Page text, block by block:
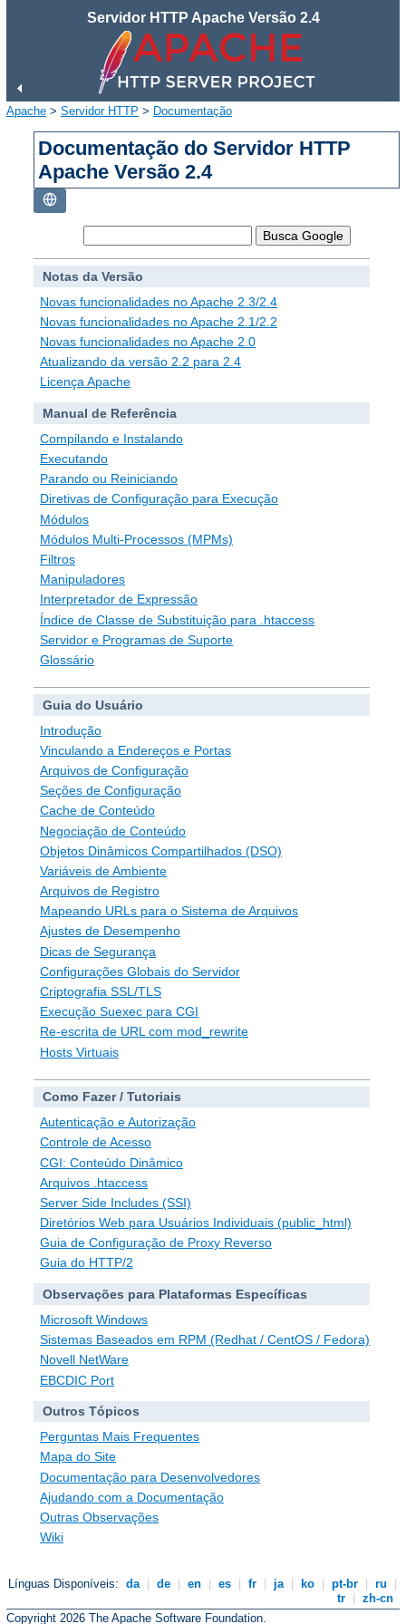
Servidor HTTP Apache Versão 2.4
Apache > Servidor HTTP > Documentação
Documentação do Servidor HTTP
Apache Versão 2.4
Notas da Versão
Novas funcionalidades no Apache 2.3/2.4
Novas funcionalidades no Apache 2.1/2.2
Novas funcionalidades no Apache 2.0
Atualizando da versão 2.2 para 2.4
Licença Apache
Manual de Referência
Compilando e Instalando
Executando
Parando ou Reiniciando
Diretivas de Configuração para Execução
Módulos
Módulos Multi-Processos (MPMs)
Filtros
Manipuladores
Interpretador de Expressão
Índice de Classe de Substituição para .htaccess
Servidor e Programas de Suporte
Glossário
Guia do Usuário
Introdução
Vinculando a Endereços e Portas
Arquivos de Configuração
Seções de Configuração
Cache de Conteúdo
Negociação de Conteúdo
Objetos Dinâmicos Compartilhados (DSO)
Variáveis de Ambiente
Arquivos de Registro
Mapeando URLs para o Sistema de Arquivos
Ajustes de Desempenho
Dicas de Segurança
Configurações Globais do Servidor
Criptografia SSL/TLS
Execução Suexec para CGI
Re-escrita de URL com mod_rewrite
Hosts Virtuais
Como Fazer / Tutoriais
Autenticação e Autorização
Controle de Acesso
CGI: Conteúdo Dinâmico
Arquivos .htaccess
Server Side Includes (SSI)
Diretórios Web para Usuários Individuais (public_html)
Guia de Configuração de Proxy Reverso
Guia do HTTP/2
Observações para Plataformas Específicas
Microsoft Windows
Sistemas Baseados em RPM (Redhat / CentOS / Fedora)
Novell NetWare
EBCDIC Port
Outros Tópicos
Perguntas Mais Frequentes
Mapa do Site
Documentação para Desenvolvedores
Ajudando com a Documentação
Outras Observações
Wiki
Línguas Disponíveis: da de en es fr ja ko pt-br ru
tr
zh-cn
Copyright 2026 The Apache Software Foundation.